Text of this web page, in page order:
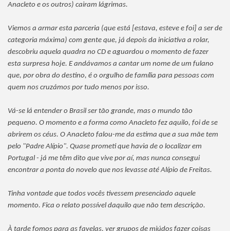
Anacleto e os outros) cairam lágrimas.
Viemos a armar esta parceria (que está [estava, esteve e foi] a ser de
categoria máxima) com gente que, já depois da iniciativa a rolar,
descobriu aquela quadra no CD e aguardou o momento de fazer
esta surpresa hoje. E andávamos a cantar um nome de um fulano
que, por obra do destino, é o orgulho de família para pessoas com
quem nos cruzámos por tudo menos por isso.
Vá-se lá entender o Brasil ser tão grande, mas o mundo tão
pequeno. O momento e a forma como Anacleto fez aquilo, foi de se
abrirem os céus. O Anacleto falou-me da estima que a sua mãe tem
pelo "Padre Alípio". Quase prometi que havia de o localizar em
Portugal - já me têm dito que vive por aí, mas nunca consegui
encontrar a ponta do novelo que nos levasse até Alípio de Freitas.
Tinha vontade que todos vocês tivessem presenciado aquele
momento. Fica o relato possível daquilo que não tem descrição.
À tarde fomos para as favelas, ver grupos de miúdos fazer coisas